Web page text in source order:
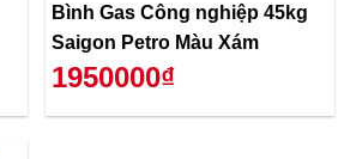
Bình Gas Công nghiệp 45kg
Saigon Petro Màu Xám
1950000₫